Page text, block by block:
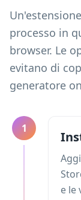
processo in
browser. Le
evitano di
generatore
1
e le